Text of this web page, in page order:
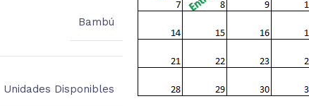
Bambú
Unidades Disponibles